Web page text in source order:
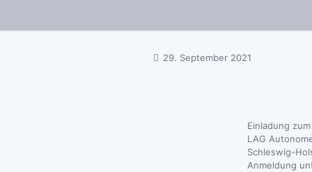
29. September 2021
Einladung
LAG
Schleswig-
Anmeldung